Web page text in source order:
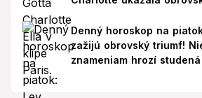
Denný horoskop na
zažijú obrovský triumf!
znameniam hrozí